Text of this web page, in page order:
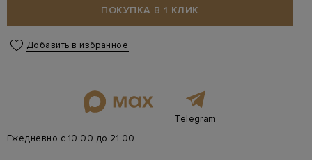
ПОКУПКА В 1 КЛИК
Добавить в избранное
Telegram
Ежедневно с 10:00 до 21:00